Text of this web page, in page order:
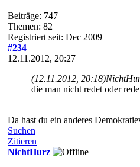
Beiträge: 747
Themen: 82
Registriert seit: Dec 2009
#234
12.11.2012, 20:27
(12.11.2012, 20:18)
die man nicht redet oder
Da hast du ein anderes
Suchen
Zitieren
NichtHurz